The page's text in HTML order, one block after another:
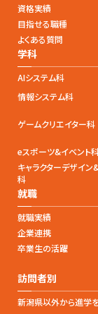
資格実績
目指せる職種
よくある質問
学科
AIシステム科
情報システム科
ゲームクリエイター科
eスポーツ&イベント
キャラクターデザイン
科
就職
就職実績
企業連携
卒業生の活躍
訪問者別
新潟県以外から進学